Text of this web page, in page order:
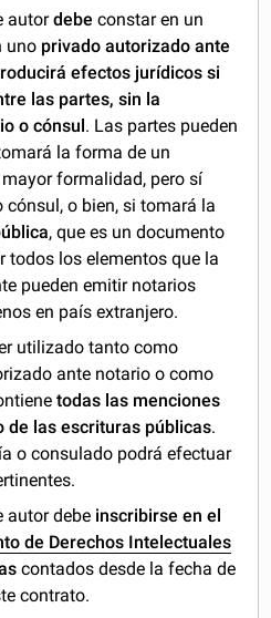
autordebe constar en un
uno privado autorizado ante
efectos jurídicos si
las partes, sin la
o cónsul . Las partes pueden
la forma de un
mayor formalidad, pero sí
o bien, si tomará la
, que es un documento
todos los elementos que la
pueden emitir notarios
en país extranjero.
utilizado tanto como
ante notario o como
todas las menciones
de las escrituras públicas.
o consulado podrá efectuar
autor debe inscribirse en el
de Derechos Intelectuales
contados desde la fecha de
contrato.